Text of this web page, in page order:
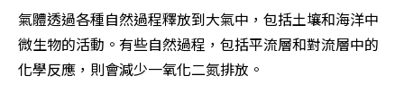
氣體透過各種自然過程釋放到大氣中，包括土壤和海洋中
微生物的活動。有些自然過程，包括平流層和對流層中的
化學反應，則會減少一氧化二氮排放。